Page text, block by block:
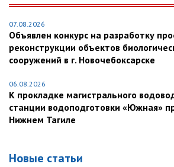
07.08.2026
Объявлен конкурс на разработку
реконструкции объектов
сооружений в г. Новочебоксарске
06.08.2026
К прокладке магистрального
станции водоподготовки «Южная»
Нижнем Тагиле
Новые статьи